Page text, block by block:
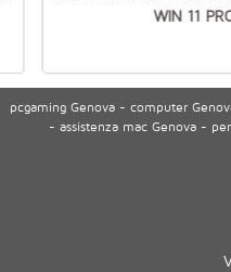
WIN 11
pcgaming Genova - computer
- assistenza mac Genova -